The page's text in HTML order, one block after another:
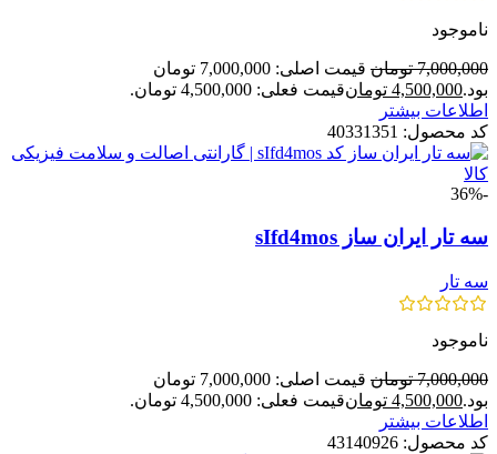
ناموجود
7,000,000 تومان
قیمت اصلی: 7,000,000 تومان
بود.4,500,000 تومانقیمت فعلی: 4,500,000 تومان.
اطلاعات بیشتر
کد محصول: 40331351
-36%
سه تار ایران ساز sIfd4mos
سه تار
ناموجود
7,000,000 تومان
قیمت اصلی: 7,000,000 تومان
بود.4,500,000 تومانقیمت فعلی: 4,500,000 تومان.
اطلاعات بیشتر
کد محصول: 43140926